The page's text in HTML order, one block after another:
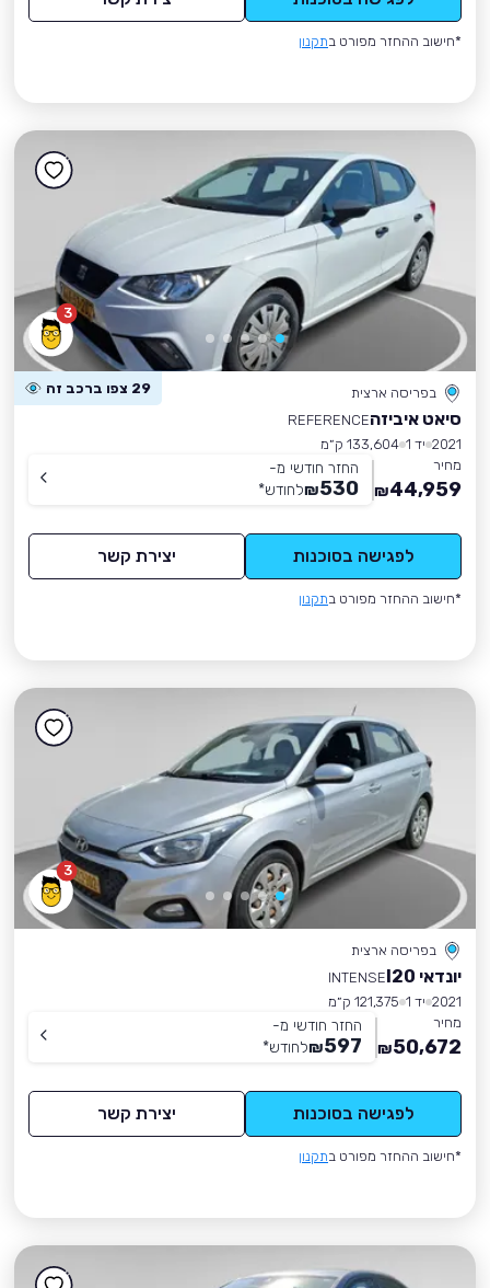
*חישוב ההחזר מפורט בתקנון
3
בפריסה ארצית 29 צפו ברכב זה
סיאט איביזהREFERENCE
2021 יד 1
133,604 ק״מ
מחיר
44,959
₪
החזר חודשי מ-
530
₪לחודש*
לפגישה בסוכנות יצירת קשר
*חישוב ההחזר מפורט בתקנון
3
בפריסה ארצית
יונדאי I20
INTENSE
2021 יד 1
121,375 ק״מ
מחיר
50,672
₪
החזר חודשי מ-
597
₪לחודש*
לפגישה בסוכנות יצירת קשר
*חישוב ההחזר מפורט בתקנון